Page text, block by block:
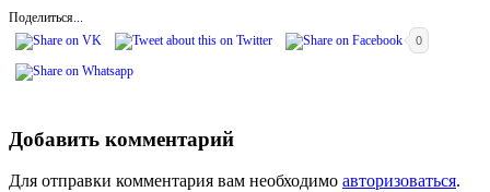
Поделиться...
0
Добавить комментарий
Для отправки комментария вам необходимо авторизоваться.